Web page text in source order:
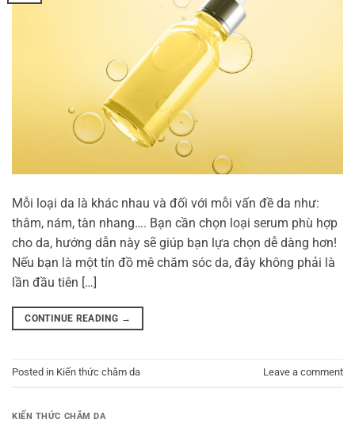
Mỗi loại da là khác nhau và đối với mỗi vấn đề da như:
thâm, nám, tàn nhang…. Bạn cần chọn loại serum phù hợp
cho da, hướng dẫn này sẽ giúp bạn lựa chọn dễ dàng hơn!
Nếu bạn là một tín đồ mê chăm sóc da, đây không phải là
lần đầu tiên […]
CONTINUE READING →
Posted in Kiến thức chăm da Leave a comment
KIẾN THỨC CHĂM DA